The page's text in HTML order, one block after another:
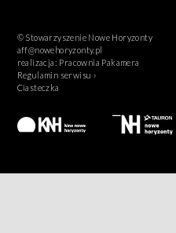
© Stowarzyszenie Nowe Horyzonty
aff@nowehoryzonty.pl
realizacja: Pracownia Pakamera
Regulamin serwisu ›
Ciasteczka